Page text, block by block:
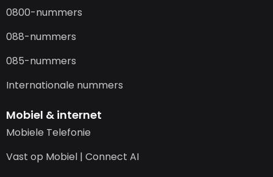
0800-nummers
088-nummers
085-nummers
Internationale nummers
Mobiel & internet
Mobiele Telefonie
Vast op Mobiel | Connect AI